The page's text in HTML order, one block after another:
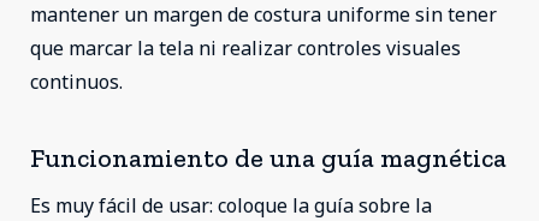
mantener un margen de costura uniforme sin tener
que marcar la tela ni realizar controles visuales
continuos.
Funcionamiento de una guía magnética
Es muy fácil de usar: coloque la guía sobre la